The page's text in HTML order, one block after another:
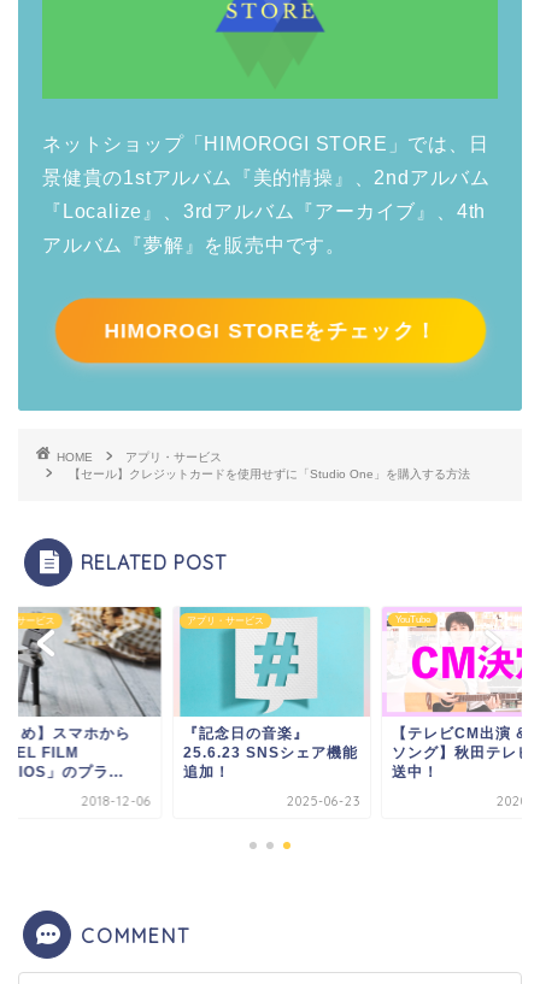
ネットショップ「HIMOROGI STORE」では、日
景健貴の1stアルバム『美的情操』、2ndアルバム
『Localize』、3rdアルバム『アーカイブ』、4th
アルバム『夢解』を販売中です。
HIMOROGI STOREをチェック！
HOME
アプリ・サービス
【セール】クレジットカードを使用せずに「Studio One」を購入する方法
RELATED POST
・サービス
とめ】スマホから
FILM
」のプラ...
2018-12-06
アプリ・サービス
『記念日の音楽』
25.6.23 SNSシェア機能
追加！
2025-06-23
YouTube
【テレビCM出演 &
ソング】秋田テレビ
送中！
2020-
COMMENT